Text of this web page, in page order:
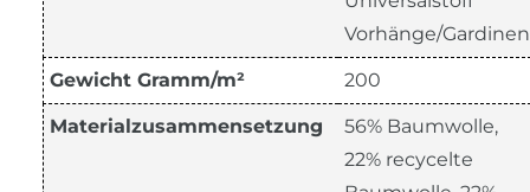
Vorhänge/Gardinen
Gewicht Gramm/m² 200
Materialzusammensetzung
56% Baumwolle,
22% recycelte